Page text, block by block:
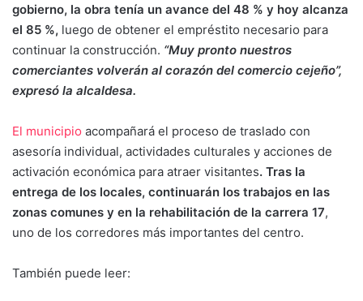
gobierno, la obra tenía un avance del 48 % y hoy alcanza
el 85 %, luego de obtener el empréstito necesario para
continuar la construcción. “Muy pronto nuestros
comerciantes volverán al corazón del comercio cejeño”,
expresó la alcaldesa.
El municipio acompañará el proceso de traslado con
asesoría individual, actividades culturales y acciones de
activación económica para atraer visitantes. Tras la
entrega de los locales, continuarán los trabajos en las
zonas comunes y en la rehabilitación de la carrera 17,
uno de los corredores más importantes del centro.
También puede leer: